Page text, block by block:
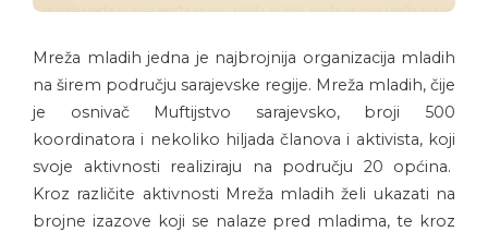
Mreža mladih jedna je najbrojnija organizacija mladih
na širem području sarajevske regije. Mreža mladih, čije
je osnivač Muftijstvo sarajevsko, broji 500
koordinatora i nekoliko hiljada članova i aktivista, koji
svoje aktivnosti realiziraju na području 20 općina.
Kroz različite aktivnosti Mreža mladih želi ukazati na
brojne izazove koji se nalaze pred mladima, te kroz